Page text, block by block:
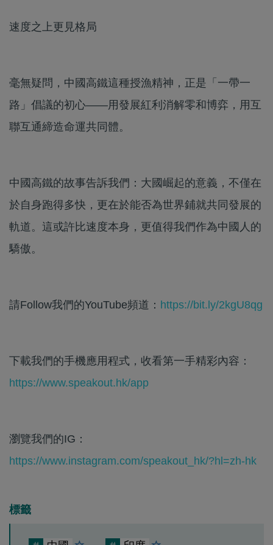
速度之上更見格局
毫無疑問，中國高鐵這種授漁精神，正是「一帶一
路」倡議的初心——用發展紅利消解零和博弈，用互
聯互通締造命運共同體。
中國高鐵的故事告訴我們：大國崛起的意義，不僅在
於自身跑得多快，更在於能否為世界鋪就共同發展的
軌道。這或許比速度本身，更值得我們作為中國人的
驕傲。
請Follow我們的YouTube頻道： https://bit.ly/2kgU8qg
下載我們的手機應用程式，收看第一手精彩內容：
https://www.speakout.hk/app
瀏覽我們的IG：
https://www.instagram.com/speakout_hk/?hl=zh-hk
標籤